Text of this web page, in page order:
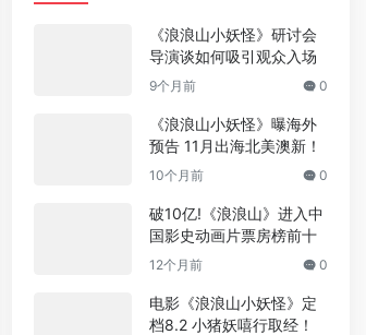
《浪浪山小妖怪》研讨会
导演谈如何吸引观众入场
9个月前 0
《浪浪山小妖怪》曝海外
预告 11月出海北美澳新！
10个月前 0
破10亿!《浪浪山》进入中
国影史动画片票房榜前十
12个月前 0
电影《浪浪山小妖怪》定
档8.2 小猪妖嘻行取经！